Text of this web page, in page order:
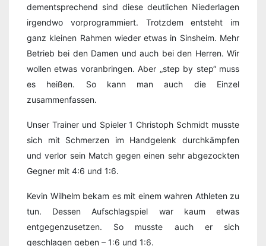
dementsprechend sind diese deutlichen Niederlagen
irgendwo vorprogrammiert. Trotzdem entsteht im
ganz kleinen Rahmen wieder etwas in Sinsheim. Mehr
Betrieb bei den Damen und auch bei den Herren. Wir
wollen etwas voranbringen. Aber „step by step“ muss
es heißen. So kann man auch die Einzel
zusammenfassen.
Unser Trainer und Spieler 1 Christoph Schmidt musste
sich mit Schmerzen im Handgelenk durchkämpfen
und verlor sein Match gegen einen sehr abgezockten
Gegner mit 4:6 und 1:6.
Kevin Wilhelm bekam es mit einem wahren Athleten zu
tun. Dessen Aufschlagspiel war kaum etwas
entgegenzusetzen. So musste auch er sich
geschlagen geben – 1:6 und 1:6.